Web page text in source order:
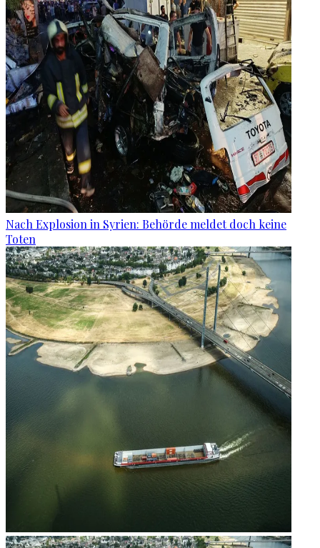
Nach Explosion in Syrien: Behörde meldet doch keine
Toten